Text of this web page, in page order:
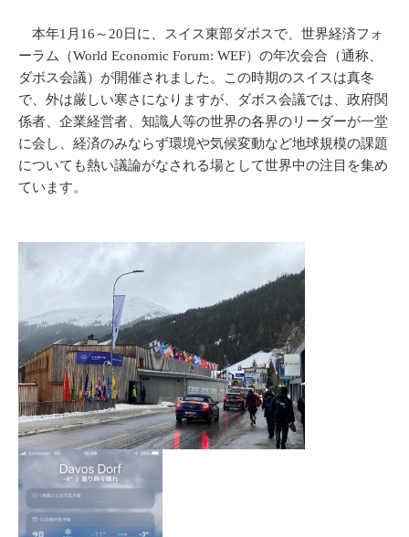
本年1月16～20日に、スイス東部ダボスで、世界経済フォ
ーラム（World Economic Forum: WEF）の年次会合（通称、
ダボス会議）が開催されました。この時期のスイスは真冬
で、外は厳しい寒さになりますが、ダボス会議では、政府関
係者、企業経営者、知識人等の世界の各界のリーダーが一堂
に会し、経済のみならず環境や気候変動など地球規模の課題
についても熱い議論がなされる場として世界中の注目を集め
ています。